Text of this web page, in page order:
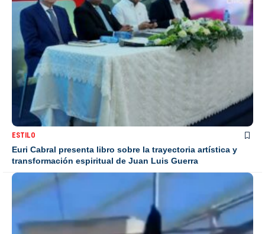
ESTILO
Euri Cabral presenta libro sobre la trayectoria artística y
transformación espiritual de Juan Luis Guerra